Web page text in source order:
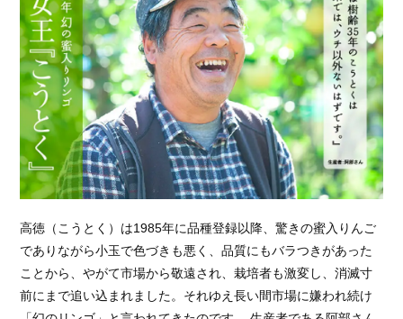
高徳（こうとく）は1985年に品種登録以降、驚きの蜜入りんご
でありながら小玉で色づきも悪く、品質にもバラつきがあった
ことから、やがて市場から敬遠され、栽培者も激変し、消滅寸
前にまで追い込まれました。それゆえ長い間市場に嫌われ続け